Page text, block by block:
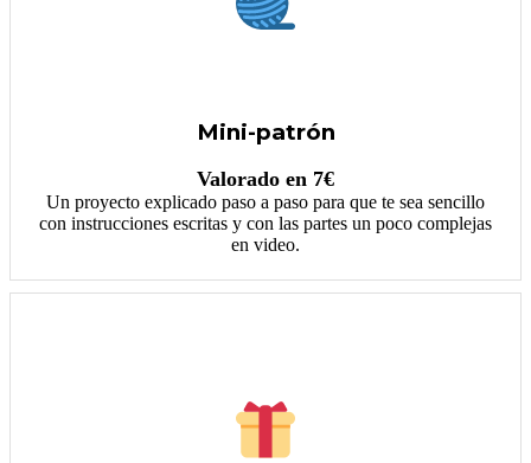
Mini-patrón
Valorado en 7€
Un proyecto explicado paso a paso para que te sea sencillo
con instrucciones escritas y con las partes un poco complejas
en video.